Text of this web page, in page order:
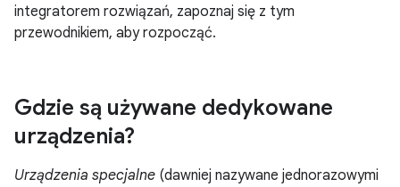
integratorem rozwiązań, zapoznaj się z tym
przewodnikiem, aby rozpocząć.
Gdzie są używane dedykowane
urządzenia?
Urządzenia specjalne (dawniej nazywane jednorazowymi